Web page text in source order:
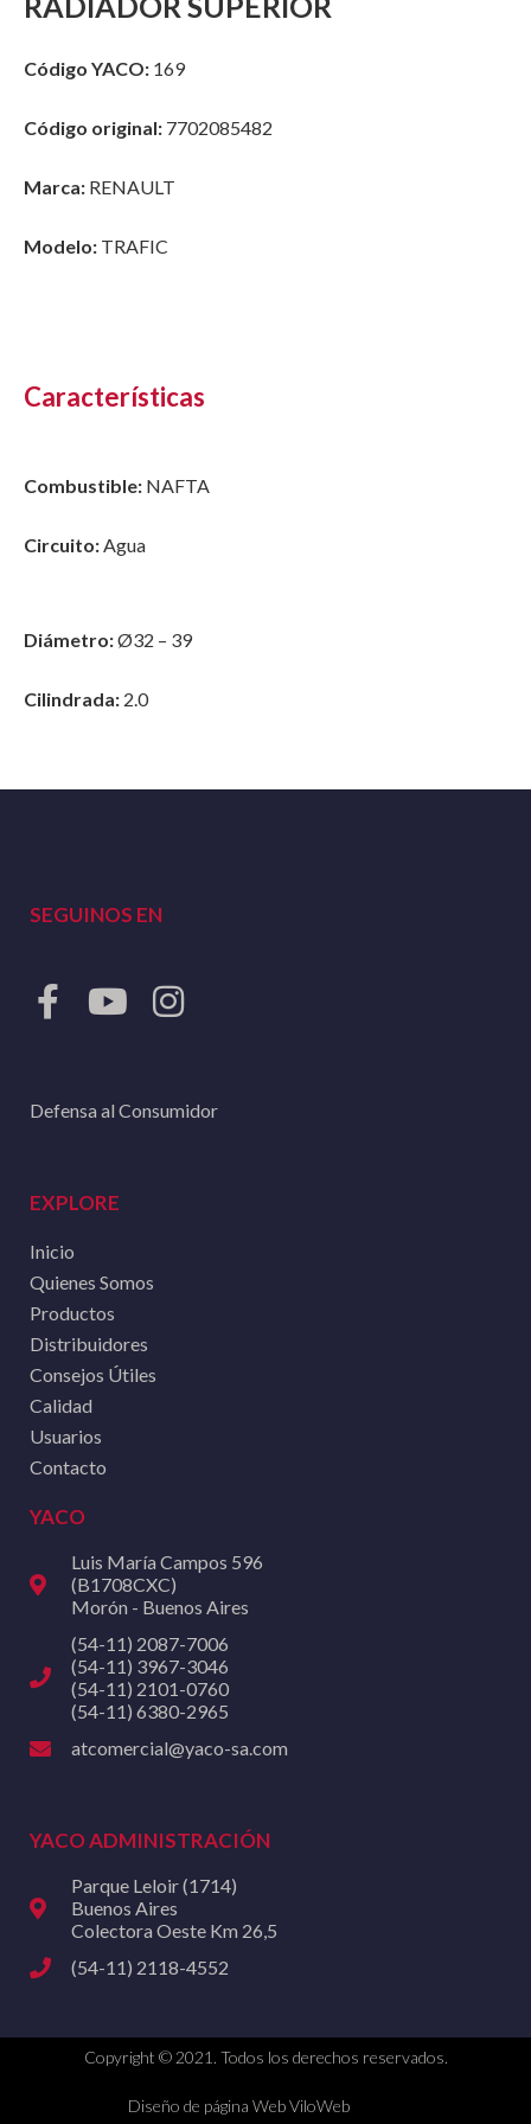
Código YACO: 169
Código original: 7702085482
Marca: RENAULT
Modelo: TRAFIC
Características
Combustible: NAFTA
Circuito:Agua
Diámetro:Ø32 – 39
Cilindrada: 2.0
SEGUINOS EN
Defensa al Consumidor
EXPLORE
Inicio
Quienes Somos
Productos
Distribuidores
Consejos Útiles
Calidad
Usuarios
Contacto
YACO
Luis María Campos 596
(B1708CXC)
Morón - Buenos Aires
(54-11) 2087-7006
(54-11) 3967-3046
(54-11) 2101-0760
(54-11) 6380-2965
atcomercial@yaco-sa.com
YACO ADMINISTRACIÓN
Parque Leloir (1714)
Buenos Aires
Colectora Oeste Km 26,5
(54-11) 2118-4552
Copyright © 2021. Todos los derechos reservados.
Diseño de página Web ViloWeb